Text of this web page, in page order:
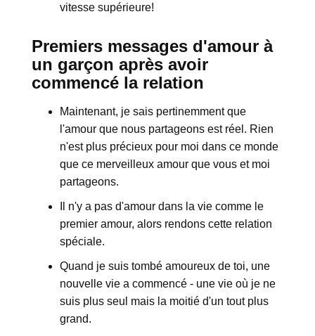
vitesse supérieure!
Premiers messages d'amour à
un garçon après avoir
commencé la relation
Maintenant, je sais pertinemment que
l'amour que nous partageons est réel. Rien
n'est plus précieux pour moi dans ce monde
que ce merveilleux amour que vous et moi
partageons.
Il n'y a pas d'amour dans la vie comme le
premier amour, alors rendons cette relation
spéciale.
Quand je suis tombé amoureux de toi, une
nouvelle vie a commencé - une vie où je ne
suis plus seul mais la moitié d'un tout plus
grand.